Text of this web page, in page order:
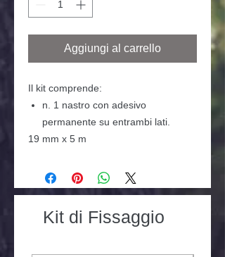
Aggiungi al carrello
Il kit comprende:
n. 1 nastro con adesivo
permanente su entrambi lati.
19 mm x 5 m
Kit di Fissaggio